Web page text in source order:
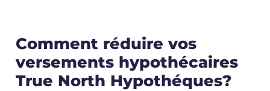
Comment réduire vos
versements hypothécaires
True North Hypothéques?